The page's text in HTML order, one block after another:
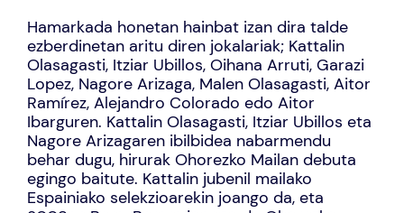
Hamarkada honetan hainbat izan dira talde
ezberdinetan aritu diren jokalariak; Kattalin
Olasagasti, Itziar Ubillos, Oihana Arruti, Garazi
Lopez, Nagore Arizaga, Malen Olasagasti, Aitor
Ramírez, Alejandro Colorado edo Aitor
Ibarguren. Kattalin Olasagasti, Itziar Ubillos eta
Nagore Arizagaren ibilbidea nabarmendu
behar dugu, hirurak Ohorezko Mailan debuta
egingo baitute. Kattalin jubenil mailako
Espainiako selekzioarekin joango da, eta